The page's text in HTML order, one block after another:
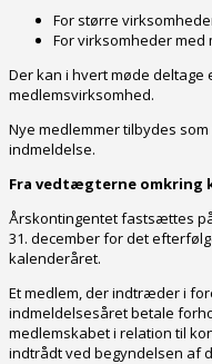
For større
For virksomheder med
Der kan i hvert møde
medlemsvirksomhed.
Nye medlemmer tilbydes
indmeldelse.
Fra vedtægterne omkring
Årskontingentet fastsættes
31. december for det
kalenderåret.
Et medlem, der indtræder i
indmeldelsesåret betale
medlemskabet i relation til
indtrådt ved begyndelsen af